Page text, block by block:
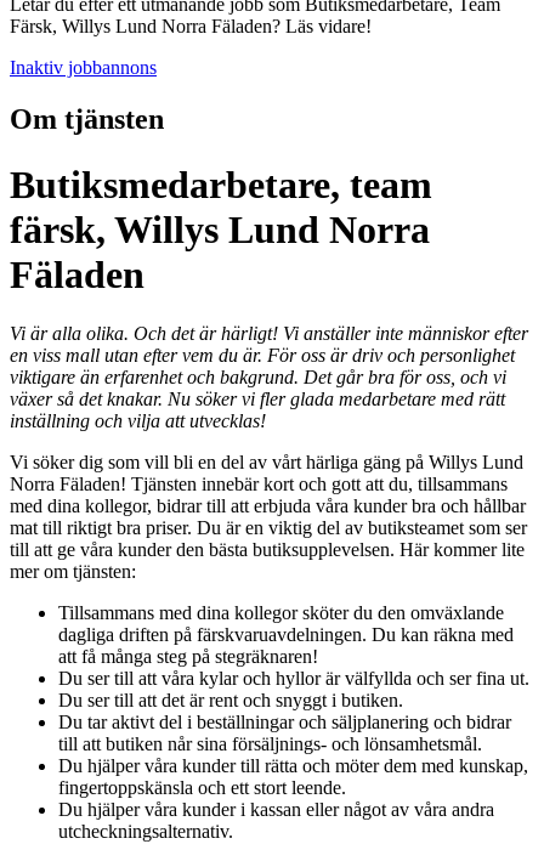
Letar du efter ett utmanande jobb som Butiksmedarbetare, Team
Färsk, Willys Lund Norra Fäladen? Läs vidare!
Inaktiv jobbannons
Om tjänsten
Butiksmedarbetare, team
färsk, Willys Lund Norra
Fäladen
Vi är alla olika. Och det är härligt! Vi anställer inte människor efter
en viss mall utan efter vem du är. För oss är driv och personlighet
viktigare än erfarenhet och bakgrund. Det går bra för oss, och vi
växer så det knakar. Nu söker vi fler glada medarbetare med rätt
inställning och vilja att utvecklas!
Vi söker dig som vill bli en del av vårt härliga gäng på Willys Lund
Norra Fäladen! Tjänsten innebär kort och gott att du, tillsammans
med dina kollegor, bidrar till att erbjuda våra kunder bra och hållbar
mat till riktigt bra priser. Du är en viktig del av butiksteamet som ser
till att ge våra kunder den bästa butiksupplevelsen. Här kommer lite
mer om tjänsten:
Tillsammans med dina kollegor sköter du den omväxlande
dagliga driften på färskvaruavdelningen. Du kan räkna med
att få många steg på stegräknaren!
Du ser till att våra kylar och hyllor är välfyllda och ser fina ut.
Du ser till att det är rent och snyggt i butiken.
Du tar aktivt del i beställningar och säljplanering och bidrar
till att butiken når sina försäljnings- och lönsamhetsmål.
Du hjälper våra kunder till rätta och möter dem med kunskap,
fingertoppskänsla och ett stort leende.
Du hjälper våra kunder i kassan eller något av våra andra
utcheckningsalternativ.